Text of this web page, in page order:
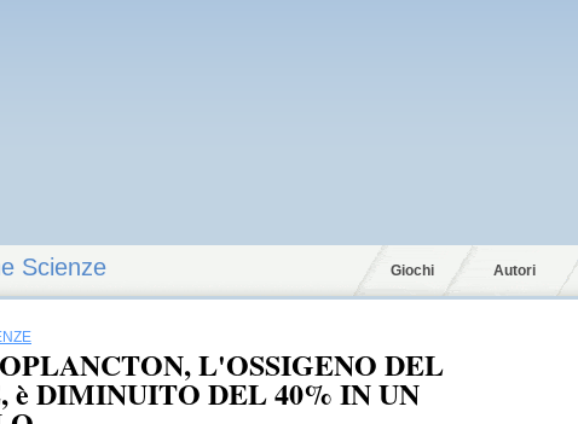
Scienze Giochi Autori
L'OSSIGENO DEL
è DIMINUITO DEL 40% IN UN